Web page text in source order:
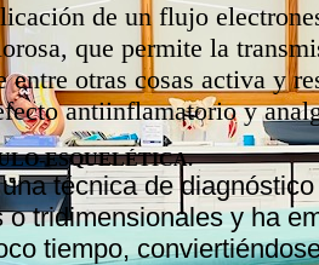
de un flujo
que permite la
entre otras cosas activa y
antiinflamatorio y
ESQUELÉTICA.
técnica de
o tridimensionales y ha
tiempo,